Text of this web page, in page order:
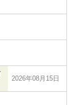
2026年08月15日